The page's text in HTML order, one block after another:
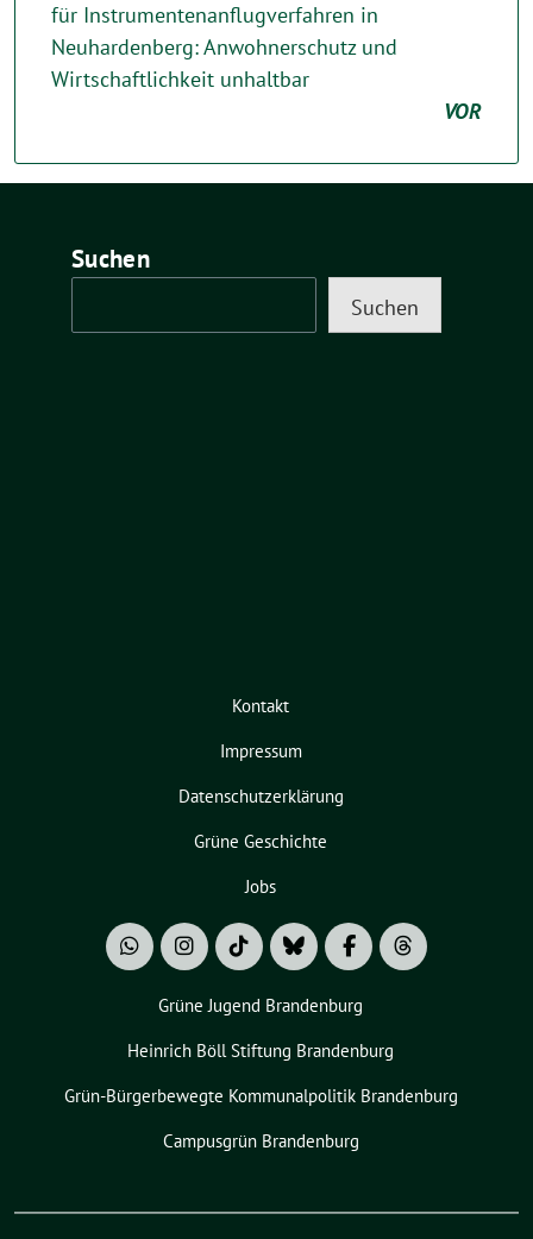
für Instrumentenanflugverfahren in
Neuhardenberg: Anwohnerschutz und
Wirtschaftlichkeit unhaltbar
VOR
Suchen
Suchen
Kontakt
Impressum
Datenschutzerklärung
Grüne Geschichte
Jobs
Grüne Jugend Brandenburg
Heinrich Böll Stiftung Brandenburg
Grün-Bürgerbewegte Kommunalpolitik Brandenburg
Campusgrün Brandenburg